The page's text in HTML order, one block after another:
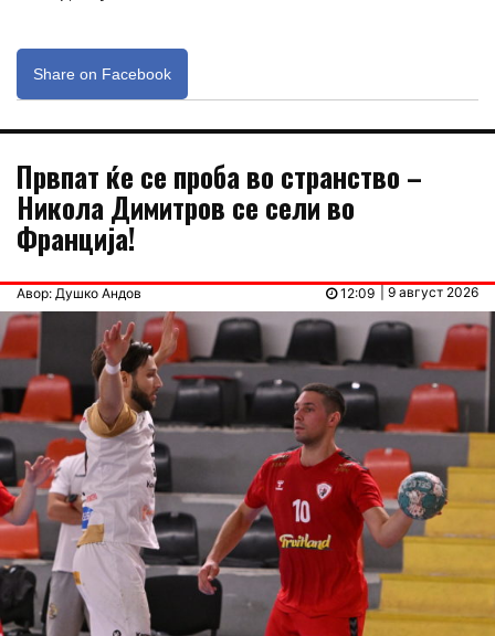
Share on Facebook
Првпат ќе се проба во странство –
Никола Димитров се сели во
Франција!
Авор: Душко Андов | 9 август 2026
12:09